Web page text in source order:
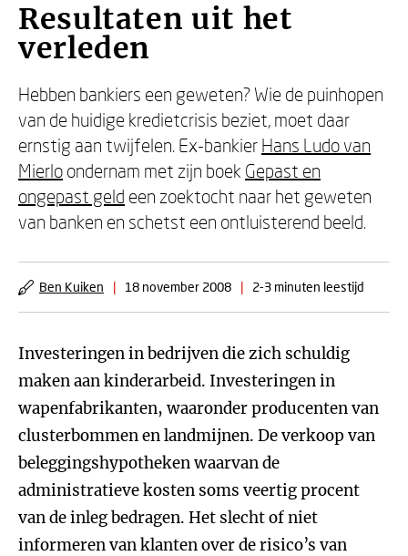
Resultaten uit het
verleden
Hebben bankiers een geweten? Wie de puinhopen
van de huidige kredietcrisis beziet, moet daar
ernstig aan twijfelen. Ex-bankier Hans Ludo van
Mierlo ondernam met zijn boek Gepast en
ongepast geld een zoektocht naar het geweten
van banken en schetst een ontluisterend beeld.
Ben Kuiken | 18 november 2008 | 2-3 minuten leestijd
Investeringen in bedrijven die zich schuldig
maken aan kinderarbeid. Investeringen in
wapenfabrikanten, waaronder producenten van
clusterbommen en landmijnen. De verkoop van
beleggingshypotheken waarvan de
administratieve kosten soms veertig procent
van de inleg bedragen. Het slecht of niet
informeren van klanten over de risico’s van